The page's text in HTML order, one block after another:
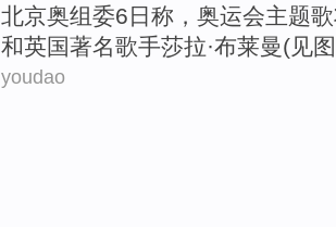
北京奥组委6 日称， 奥运会主题歌
和英国著名歌手莎拉·布莱曼(见图
youdao